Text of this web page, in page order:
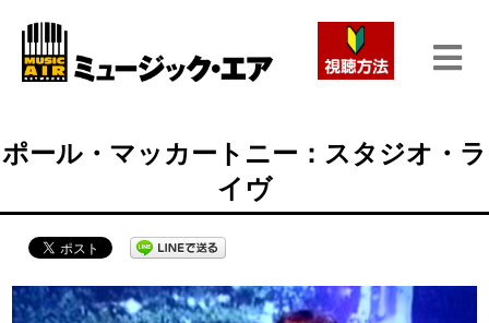
ポール・マッカートニー：スタジオ・ラ
イヴ